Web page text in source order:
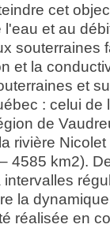
cet
et au
souterraines
et la
et
: celui de
de
rivière
4585 km2).
la
réalisée en